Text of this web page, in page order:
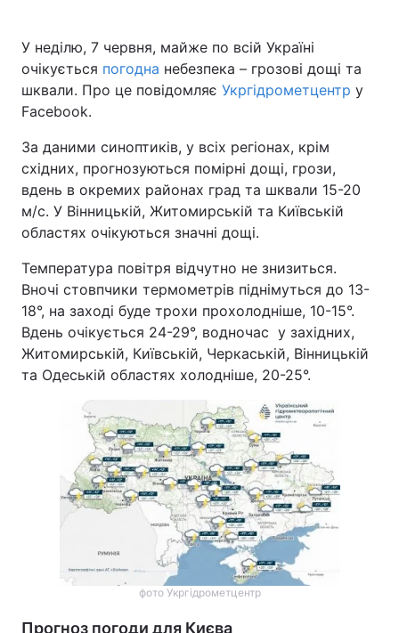
У неділю, 7 червня, майже по всій Україні
очікується погодна небезпека – грозові дощі та
шквали. Про це повідомляє Укргідрометцентр у
Facebook.
За даними синоптиків, у всіх регіонах, крім
східних, прогнозуються помірні дощі, грози,
вдень в окремих районах град та шквали 15-20
м/с. У Вінницькій, Житомирській та Київській
областях очікуються значні дощі.
Температура повітря відчутно не знизиться.
Вночі стовпчики термометрів піднімуться до 13-
18°, на заході буде трохи прохолодніше, 10-15°.
Вдень очікується 24-29°, водночас у західних,
Житомирській, Київській, Черкаській, Вінницькій
та Одеській областях холодніше, 20-25°.
фото Укргідрометцентр
Прогноз погоди для Києва